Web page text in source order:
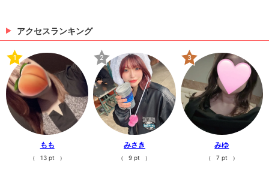
アクセスランキング
1
もも
（ 13 pt ）
2
みさき
（ 9 pt ）
3
みゆ
（ 7 pt ）